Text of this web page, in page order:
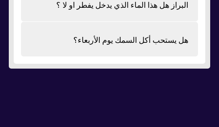
البراز هل هذا الماء الذي يدخل يفطر او لا ؟
هل يستحب أكل السمك يوم الأربعاء؟